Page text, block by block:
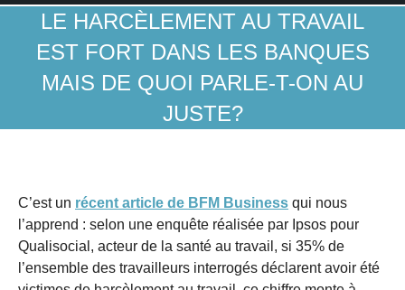
LE HARCÈLEMENT AU TRAVAIL
EST FORT DANS LES BANQUES
MAIS DE QUOI PARLE-T-ON AU
JUSTE?
C’est un récent article de BFM Business qui nous
l’apprend : selon une enquête réalisée par Ipsos pour
Qualisocial, acteur de la santé au travail, si 35% de
l’ensemble des travailleurs interrogés déclarent avoir été